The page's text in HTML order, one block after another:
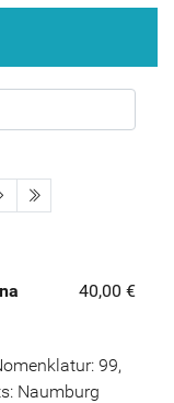
40,00 €
99,
Naumburg